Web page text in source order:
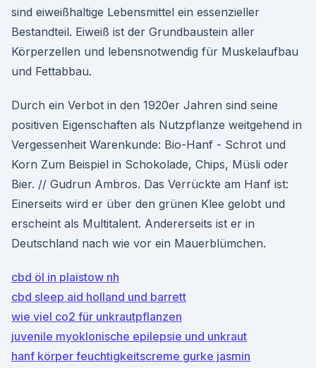
sind eiweißhaltige Lebensmittel ein essenzieller
Bestandteil. Eiweiß ist der Grundbaustein aller
Körperzellen und lebensnotwendig für Muskelaufbau
und Fettabbau.
Durch ein Verbot in den 1920er Jahren sind seine
positiven Eigenschaften als Nutzpflanze weitgehend in
Vergessenheit Warenkunde: Bio-Hanf - Schrot und
Korn Zum Beispiel in Schokolade, Chips, Müsli oder
Bier. // Gudrun Ambros. Das Verrückte am Hanf ist:
Einerseits wird er über den grünen Klee gelobt und
erscheint als Multitalent. Andererseits ist er in
Deutschland nach wie vor ein Mauerblümchen.
cbd öl in plaistow nh
cbd sleep aid holland und barrett
wie viel co2 für unkrautpflanzen
juvenile myoklonische epilepsie und unkraut
hanf körper feuchtigkeitscreme gurke jasmin